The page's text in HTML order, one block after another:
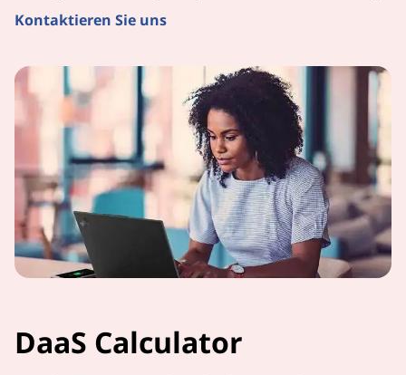
Kontaktieren Sie uns
DaaS Calculator